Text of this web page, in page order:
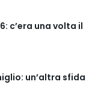
c’era una volta il
un’altra sfida